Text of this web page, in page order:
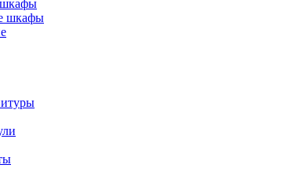
шкафы